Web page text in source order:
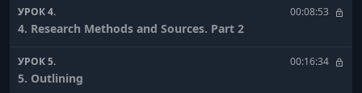
УРОК 4. 00:08:53
4. Research Methods and Sources. Part 2
УРОК 5. 00:16:34
5. Outlining